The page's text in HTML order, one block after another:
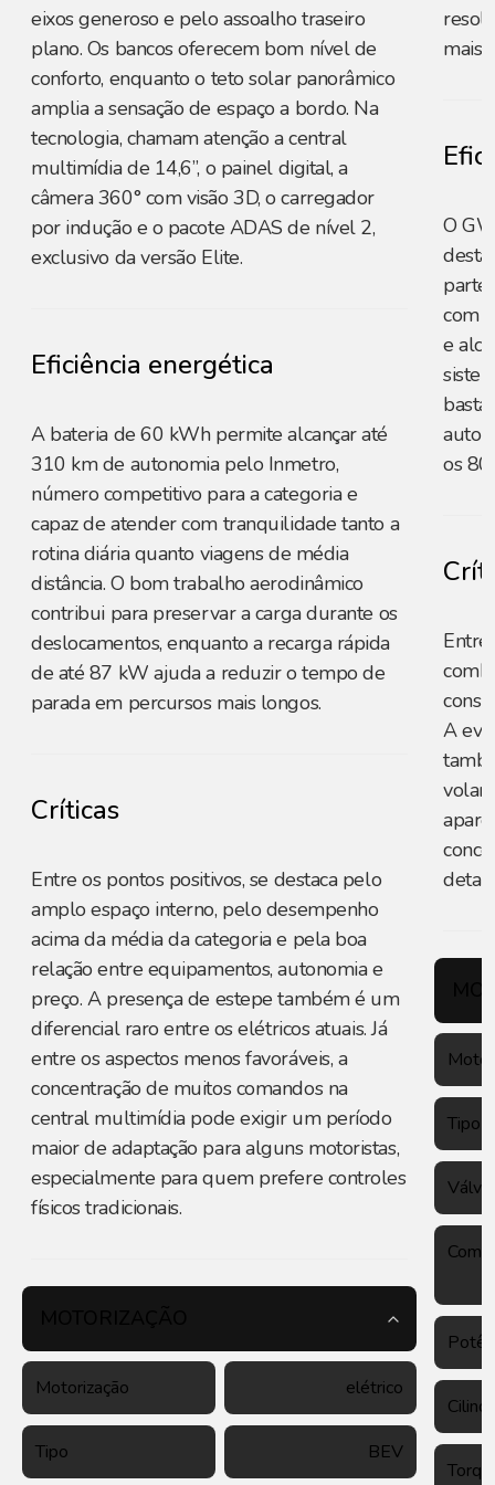
eixos generoso e pelo assoalho traseiro
plano. Os bancos oferecem bom nível de
conforto, enquanto o teto solar panorâmico
amplia a sensação de espaço a bordo. Na
tecnologia, chamam atenção a central
multimídia de 14,6”, o painel digital, a
câmera 360° com visão 3D, o carregador
por indução e o pacote ADAS de nível 2,
exclusivo da versão Elite.
Eficiência energética
A bateria de 60 kWh permite alcançar até
310 km de autonomia pelo Inmetro,
número competitivo para a categoria e
capaz de atender com tranquilidade tanto a
rotina diária quanto viagens de média
distância. O bom trabalho aerodinâmico
contribui para preservar a carga durante os
deslocamentos, enquanto a recarga rápida
de até 87 kW ajuda a reduzir o tempo de
parada em percursos mais longos.
Críticas
Entre os pontos positivos, se destaca pelo
amplo espaço interno, pelo desempenho
acima da média da categoria e pela boa
relação entre equipamentos, autonomia e
preço. A presença de estepe também é um
diferencial raro entre os elétricos atuais. Já
entre os aspectos menos favoráveis, a
concentração de muitos comandos na
central multimídia pode exigir um período
maior de adaptação para alguns motoristas,
especialmente para quem prefere controles
físicos tradicionais.
Motorização elétrico
Tipo BEV
mais
O
parte
com
e
os
Entre
A
Tipo